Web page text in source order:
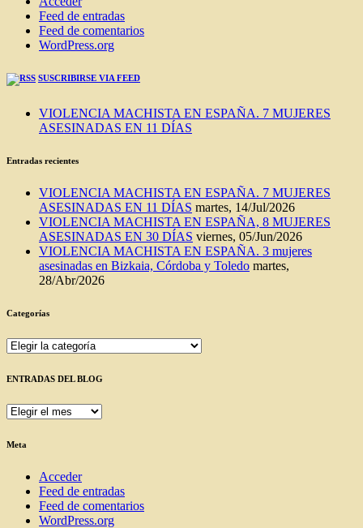
Feed de entradas
Feed de comentarios
WordPress.org
SUSCRIBIRSE VIA FEED
VIOLENCIA MACHISTA EN ESPAÑA. 7 MUJERES
ASESINADAS EN 11 DÍAS
Entradas recientes
VIOLENCIA MACHISTA EN ESPAÑA. 7 MUJERES
ASESINADAS EN 11 DÍAS martes, 14/Jul/2026
VIOLENCIA MACHISTA EN ESPAÑA, 8 MUJERES
ASESINADAS EN 30 DÍAS viernes, 05/Jun/2026
VIOLENCIA MACHISTA EN ESPAÑA. 3 mujeres
asesinadas en Bizkaia, Córdoba y Toledo martes,
28/Abr/2026
Categorías
Categorías
ENTRADAS DEL BLOG
ENTRADAS
BLOG
Meta
Acceder
Feed de entradas
Feed de comentarios
WordPress.org